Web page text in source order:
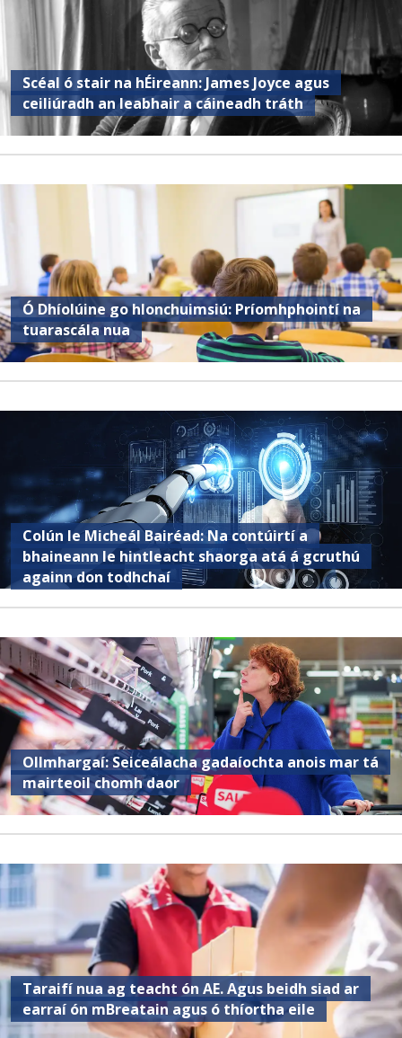
Scéal ó stair na hÉireann: James Joyce agus
ceiliúradh an leabhair a cáineadh tráth
Ó Dhíolúine go hIonchuimsiú: Príomhphointí na
tuarascála nua
Colún le Micheál Bairéad: Na contúirtí a
bhaineann le hintleacht shaorga atá á gcruthú
againn don todhchaí
Ollmhargaí: Seiceálacha gadaíochta anois mar tá
mairteoil chomh daor
Taraifí nua ag teacht ón AE. Agus beidh siad ar
earraí ón mBreatain agus ó thíortha eile